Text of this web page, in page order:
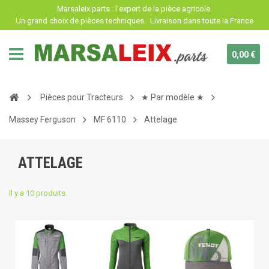
Marsaleix.parts : l'expert de la pièce agricole.
Un grand choix de pièces techniques. Livraison dans toute la France
0,00 €
Pièces pour Tracteurs ★ Par modèle ★
Massey Ferguson MF 6110 Attelage
ATTELAGE
Il y a 10 produits.
Panneau de gestion des cookies